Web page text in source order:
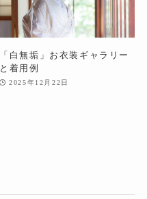
「白無垢」お衣装ギャラリー
と着用例
2025年12月22日